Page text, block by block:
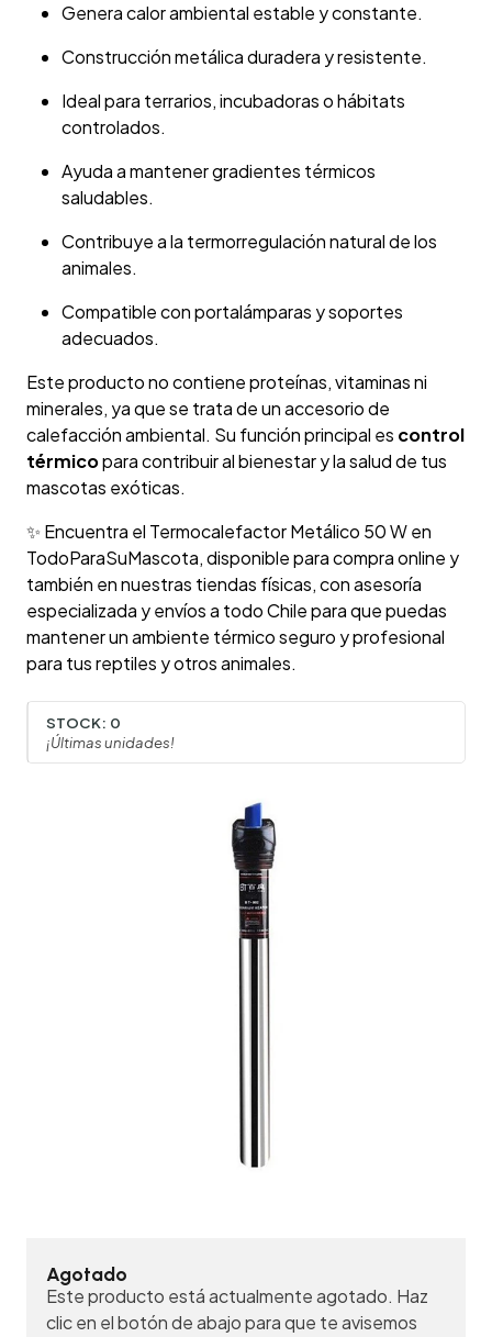
Genera calor ambiental estable y constante.
Construcción metálica duradera y resistente.
Ideal para terrarios, incubadoras o hábitats
controlados.
Ayuda a mantener gradientes térmicos
saludables.
Contribuye a la termorregulación natural de los
animales.
Compatible con portalámparas y soportes
adecuados.
Este producto no contiene proteínas, vitaminas ni
minerales, ya que se trata de un accesorio de
calefacción ambiental. Su función principal es control
térmicopara contribuir al bienestar y la salud de tus
mascotas exóticas.
✨ Encuentra el Termocalefactor Metálico 50 W en
TodoParaSuMascota, disponible para compra online y
también en nuestras tiendas físicas, con asesoría
especializada y envíos a todo Chile para que puedas
mantener un ambiente térmico seguro y profesional
para tus reptiles y otros animales.
STOCK: 0
¡Últimas unidades!
Agotado
Este producto está actualmente agotado. Haz
clic en el botón de abajo para que te avisemos